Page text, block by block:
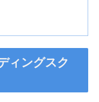
ィングスク